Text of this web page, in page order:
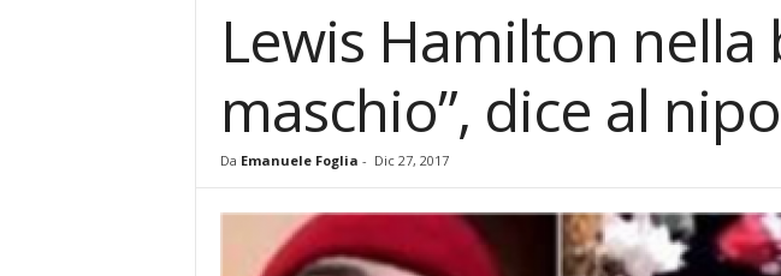
Lewis Hamilton
maschio”, dice al
Da Emanuele Foglia - Dic 27, 2017